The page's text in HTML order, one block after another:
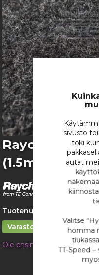
sivusto
töki
autat
Valitse
homma
TT-Speed
Skip
to
the
beginning
the
images
gallery
Raychem
(1.5mm2)
Tuotenumero:
Varastossa
Ole ensimmäinen tuotteen